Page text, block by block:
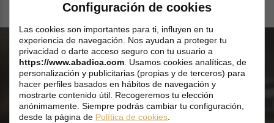
Sin gluten
Sí(0)
NUESTRA FILOSOFÍA
¡Habemus Cerveza!
Configuración de cookies
Las cookies son importantes para ti, influyen en tu
experiencia de navegación. Nos ayudan a proteger tu
privacidad o darte acceso seguro con tu usuario a
https://www.abadica.com. Usamos cookies analíticas, de
personalización y publicitarias (propias y de terceros) para
hacer perfiles basados en hábitos de navegación y
mostrarte contenido útil. Recogeremos tu elección
anónimamente. Siempre podrás cambiar tu configuración,
desde la página de Política de cookies.